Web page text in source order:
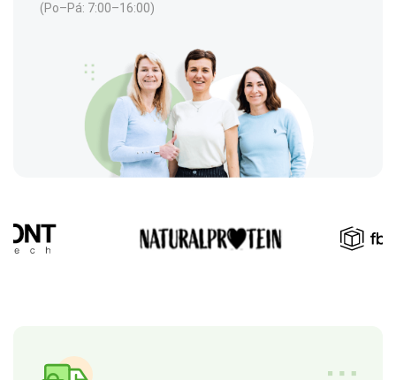
(Po–Pá: 7:00–16:00)